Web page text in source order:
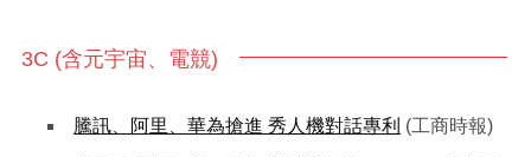
3C (含元宇宙、電競)
騰訊、阿里、華為搶進 秀人機對話專利 (工商時報)